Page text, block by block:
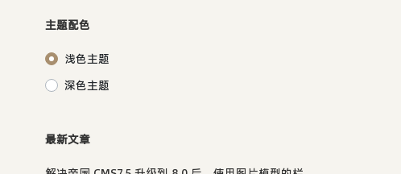
主题配色
浅色主题
深色主题
最新文章